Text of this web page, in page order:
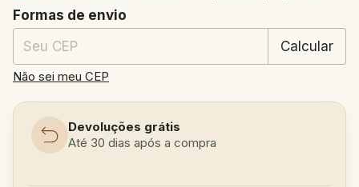
Entregas para o CEP:
Formas de envio
Calcular
Não sei meu CEP
Devoluções grátis
Até 30 dias após a compra